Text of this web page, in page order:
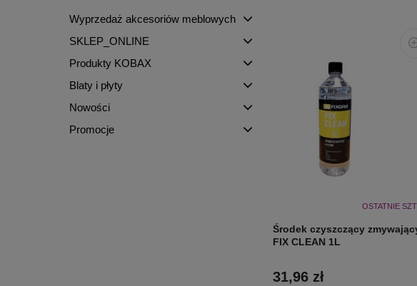
Wyprzedaż akcesoriów meblowych
SKLEP_ONLINE
Produkty KOBAX
Blaty i płyty
Nowości
Promocje
OSTATNIE
Środek czyszczący
FIX CLEAN 1L
31,96 zł